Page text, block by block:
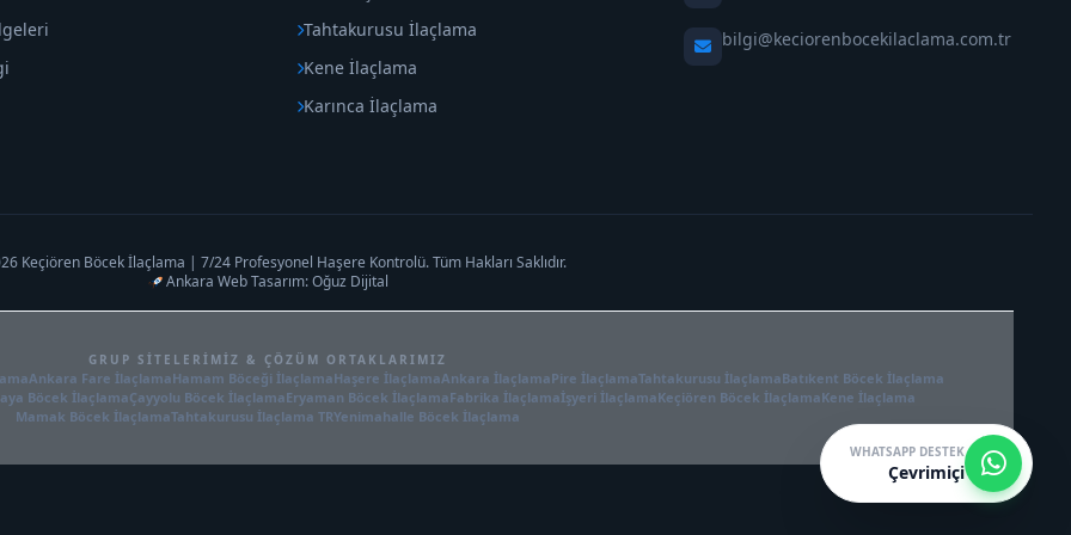
Tahtakurusu İlaçlama
Kene İlaçlama
Karınca İlaçlama
bilgi@keciorenbocekilaclama.com.tr
Keçiören Böcek İlaçlama | 7/24 Profesyonel Haşere Kontrolü. Tüm Hakları Saklıdır.
Ankara Web Tasarım: Oğuz Dijital
GRUP SITELERIMIZ & ÇÖZÜM ORTAKLARIMIZ
Ankara Fare İlaçlamaHamam Böceği İlaçlamaHaşere İlaçlamaAnkara İlaçlamaPire İlaçlamaTahtakurusu İlaçlamaBatıkent Böcek İlaçlama
Böcek İlaçlamaÇayyolu Böcek İlaçlamaEryaman Böcek İlaçlamaFabrika İlaçlamaİşyeri İlaçlamaKeçiören Böcek İlaçlamaKene İlaçlama
Mamak Böcek İlaçlamaTahtakurusu İlaçlama TRYenimahalle Böcek İlaçlama
WHATSAPP DESTEK
Çevrimiçi